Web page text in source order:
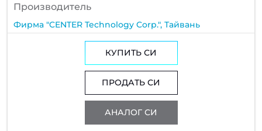
Производитель
Фирма "CENTER Technology Corp.", Тайвань
КУПИТЬ СИ
ПРОДАТЬ СИ
АНАЛОГ СИ